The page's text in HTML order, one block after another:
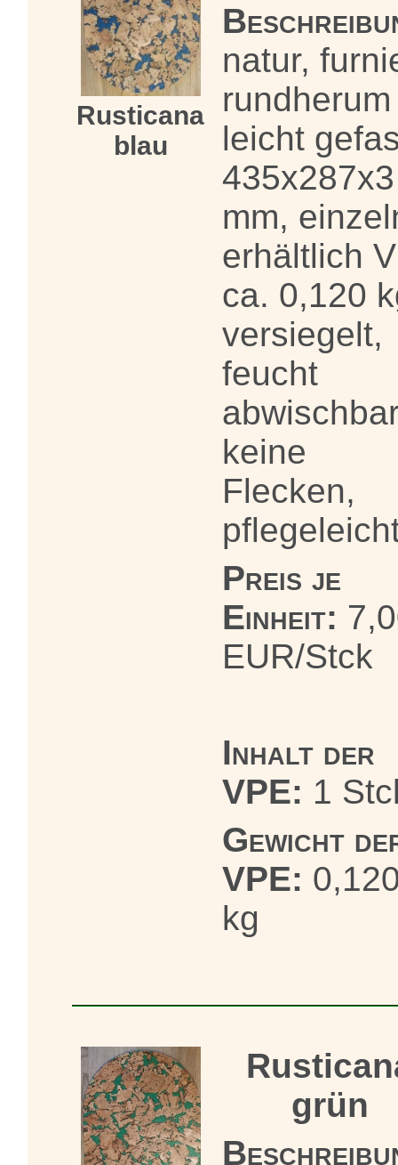
Rusticana
blau
natur,
rundherum
leicht
435x287x3
mm,
erhältlich
ca. 0,120
versiegelt,
feucht
keine
Flecken,
Preis je
Einheit:
EUR/Stck
Inhalt der
VPE: 1
Gewicht
VPE:
kg
grün